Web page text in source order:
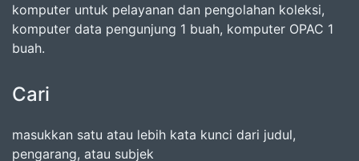
komputer untuk pelayanan dan pengolahan koleksi,
komputer data pengunjung 1 buah, komputer OPAC 1
buah.
Cari
masukkan satu atau lebih kata kunci dari judul,
pengarang, atau subjek